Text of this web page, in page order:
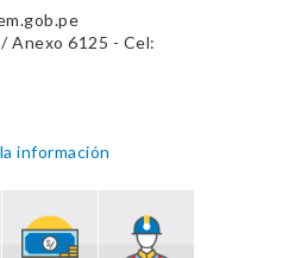
Anexo 6125 - Cel:
información